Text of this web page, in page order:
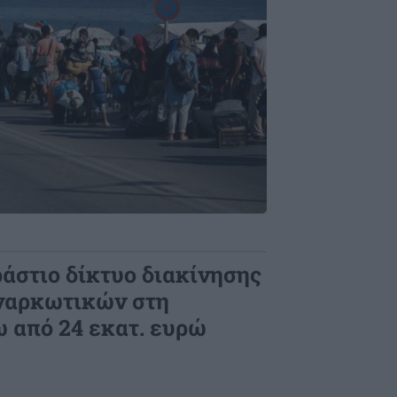
δίκτυο διακίνησης
στη
24 εκατ. ευρώ